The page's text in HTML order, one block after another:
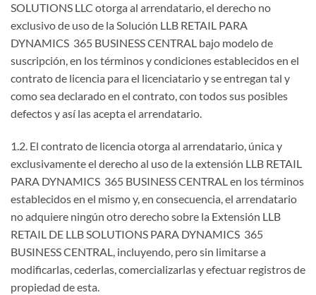
SOLUTIONS LLC otorga al arrendatario, el derecho no
exclusivo de uso de la Solución LLB RETAIL PARA
DYNAMICS 365 BUSINESS CENTRAL bajo modelo de
suscripción, en los términos y condiciones establecidos en el
contrato de licencia para el licenciatario y se entregan tal y
como sea declarado en el contrato, con todos sus posibles
defectos y así las acepta el arrendatario.
1.2. El contrato de licencia otorga al arrendatario, única y
exclusivamente el derecho al uso de la extensión LLB RETAIL
PARA DYNAMICS 365 BUSINESS CENTRAL en los términos
establecidos en el mismo y, en consecuencia, el arrendatario
no adquiere ningún otro derecho sobre la Extensión LLB
RETAIL DE LLB SOLUTIONS PARA DYNAMICS 365
BUSINESS CENTRAL, incluyendo, pero sin limitarse a
modificarlas, cederlas, comercializarlas y efectuar registros de
propiedad de esta.